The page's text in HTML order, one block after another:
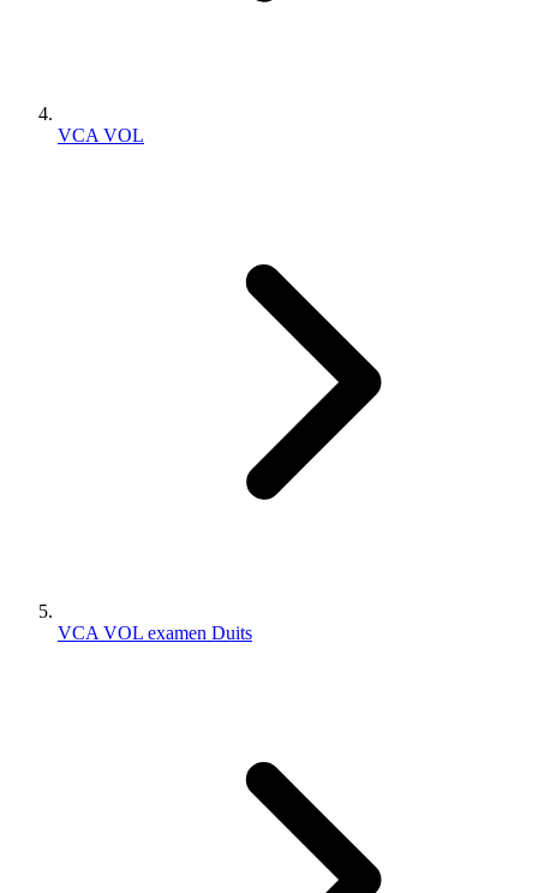
VCA VOL
VCA VOL examen Duits